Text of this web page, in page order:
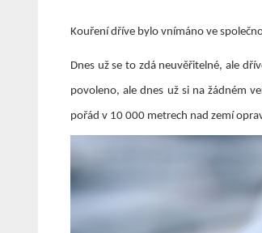
Kouření dříve bylo vnímáno ve
Dnes už se to zdá neuvěřitelné, ale
povoleno, ale dnes už si na žádném
pořád v 10 000 metrech nad zemí